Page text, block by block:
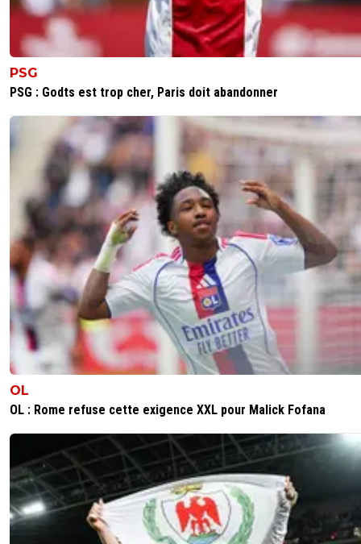
PSG
PSG : Godts est trop cher, Paris doit abandonner
OL
OL : Rome refuse cette exigence XXL pour Malick Fofana